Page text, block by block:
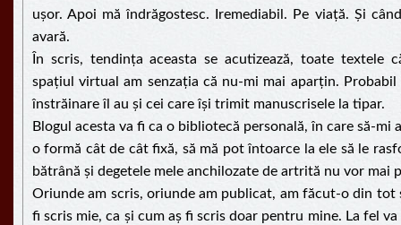
ușor. Apoi mă îndrăgostesc. Iremediabil. Pe viață. Și
avară.
În scris, tendința aceasta se acutizează, toate textele
spațiul virtual am senzația că nu-mi mai aparțin. Probabil
înstrăinare îl au și cei care își trimit manuscrisele la tipar.
Blogul acesta va fi ca o bibliotecă personală, în care să-mi
o formă cât de cât fixă, să mă pot întoarce la ele să le
bătrână și degetele mele anchilozate de artrită nu vor mai
Oriunde am scris, oriunde am publicat, am făcut-o din tot
fi scris mie, ca și cum aș fi scris doar pentru mine. La fel